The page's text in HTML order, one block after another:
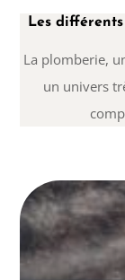
Les
La plomberie,
un univers